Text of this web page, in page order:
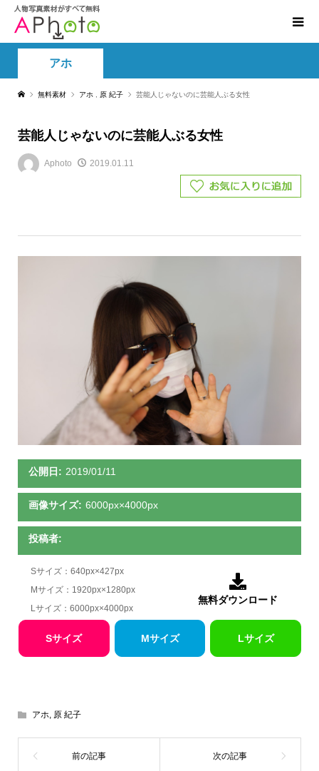
アホ
無料素材 アホ 原 紀子 芸能人じゃないのに芸能人ぶる女性
芸能人じゃないのに芸能人ぶる女性
Aphoto 2019.01.11
公開日: 2019/01/11
画像サイズ: 6000px×4000px
投稿者:
Sサイズ：640px×427px
Mサイズ：1920px×1280px
Lサイズ：6000px×4000px

無料ダウンロード
Sサイズ Mサイズ Lサイズ
アホ, 原 紀子